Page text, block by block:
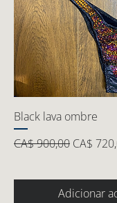
Black lava ombre
Preço normal
CA$ 900,00 Preço
CA$
Adicionar